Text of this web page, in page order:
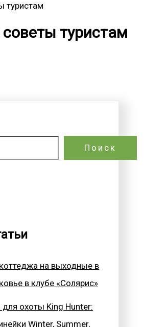
туристам
туристам
Поиск
на выходные в
в клубе «Солярис»
охоты King Hunter:
Winter, Summer,